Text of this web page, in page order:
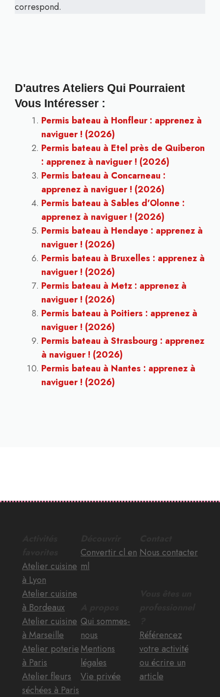
correspond.
D'autres Ateliers Qui Pourraient
Vous Intéresser :
Permis bateau à Honfleur : apprenez à
naviguer ! (2026)
Permis bateau à Etel près de Quiberon
: apprenez à naviguer ! (2026)
Permis bateau à Concarneau :
apprenez à naviguer ! (2026)
Permis bateau à Sables d’Olonne :
apprenez à naviguer ! (2026)
Permis bateau à Hendaye : apprenez à
naviguer ! (2026)
Permis bateau à Bruxelles : apprenez à
naviguer ! (2026)
Permis bateau à Metz : apprenez à
naviguer ! (2026)
Permis bateau à Poitiers : apprenez à
naviguer ! (2026)
Permis bateau à Strasbourg : apprenez
à naviguer ! (2026)
Permis bateau à Nantes : apprenez à
naviguer ! (2026)
Atelier cuisine
à Lyon
Atelier cuisine
à Bordeaux
Atelier cuisine
à Marseille
Atelier poterie
à Paris
Atelier fleurs
séchées à Paris
Convertir cl en
ml
Qui sommes-
nous
Mentions
légales
Vie privée
Nous contacter
Référencez
votre activité
ou écrire un
article